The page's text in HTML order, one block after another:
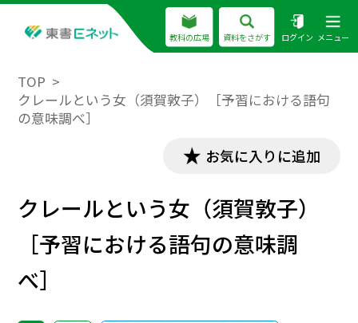
教科の広場 資料をさがす ログイン メニュー
TOP
クレールという女（須賀敦子）［予習における語句
の意味調べ］
お気に入りに追加
クレールという女（須賀敦子）
［予習における語句の意味調
べ］